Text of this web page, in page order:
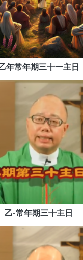
年常年期三十一主日
乙-常年期三十主日